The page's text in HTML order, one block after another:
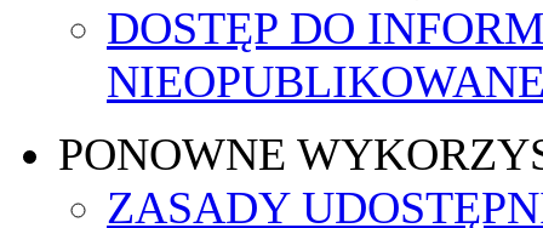
DOSTĘP DO
PONOWNE
ZASADY